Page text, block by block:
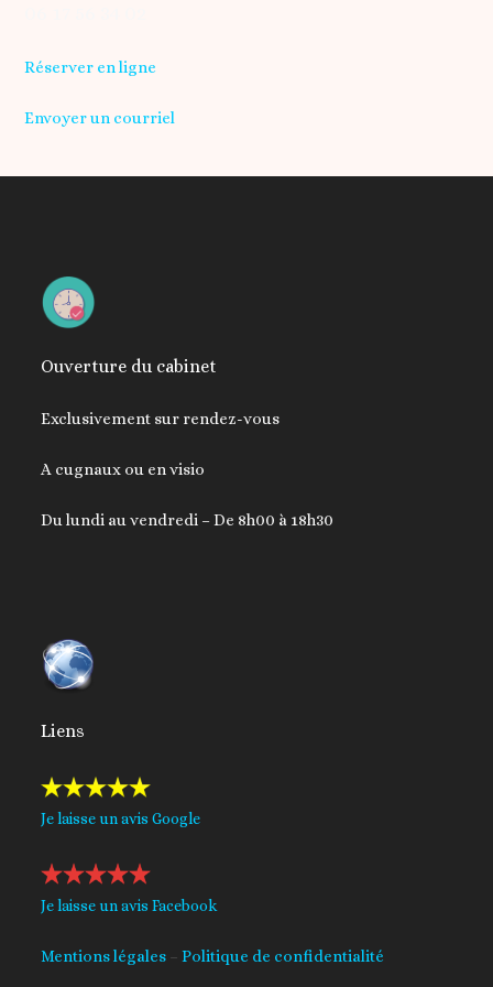
Réserver en ligne
Envoyer un courriel
Ouverture du cabinet
Exclusivement sur rendez-vous
A cugnaux ou en visio
Du lundi au vendredi – De 8h00 à 18h30
Liens
Je laisse un avis Google
Je laisse un avis Facebook
Mentions légales –Politique de confidentialité